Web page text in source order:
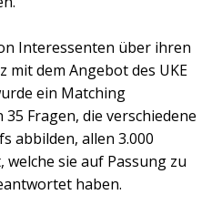
Interessenten über ihren
dem Angebot des UKE
ein Matching
Fragen, die verschiedene
abbilden, allen 3.000
sie auf Passung zu
haben.